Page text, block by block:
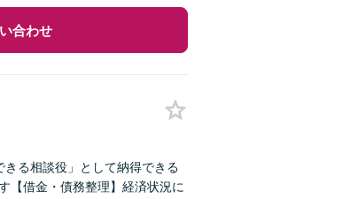
合わせ
きる相談役」として納得できる
【借金・債務整理】経済状況に